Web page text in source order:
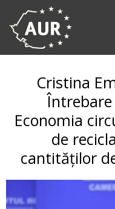
Cristina
Economia
de
cantităților